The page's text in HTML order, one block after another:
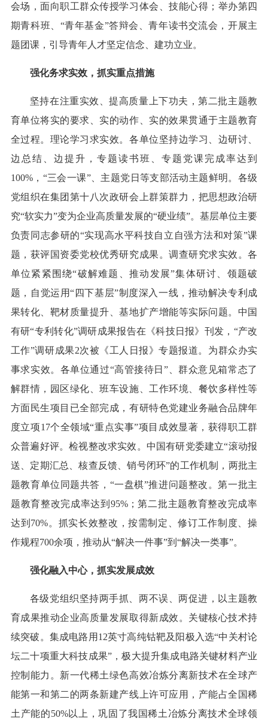
会场，面向职工群众传授学习体会、技能心得；举办第四
期青科班、“青年基金”答辩会、青年读书交流会，开展主
题团课，引导青年人才坚定信念、建功立业。
强化务求实效，抓实重点措施
坚持在注重实效、提高质量上下功夫，第二批主题教
育单位将实的要求、实的动作、实的效果贯通于主题教育
全过程。理论学习求实效。各单位坚持边学习、边研讨、
边总结、边提升，专题读书班、专题党课完成率达到
100%，“三会一课”、主题党日等支部活动主题鲜明。各级
党组织在集团第十八次政研会上群策群力，把思想政治研
究“软实力”变为企业高质量发展的“硬业绩”。基层单位主要
负责同志参研的“实现高水平科技自立自强方法和对策”课
题，获评国资委党校优秀研究成果。调查研究求实效。各
单位紧紧围绕“破解难题、推动发展”集体研讨、领题破
题，自觉运用“四下基层”制度深入一线，推动解决专利成
果转化、靶材质量提升、基地扩产增能等实际问题。中国
有研“专利转化”调研成果报告在《科技日报》刊发，“产改
工作”调研成果2次被《工人日报》专题报道。为群众办实
事求实效。各单位通过“高管接待日”、群众意见箱常态了
解群情，园区绿化、班车设施、工作环境、餐饮多样性等
方面民生项目已全部完成，有研特色党建业务融合品牌年
度立项17个全领域“重点实事”项目成效显著，获得职工群
众普遍好评。检视整改求实效。中国有研党委建立“滚动报
送、定期汇总、核查反馈、销号闭环”的工作机制，两批主
题教育单位同题共答，“一盘棋”推进问题整改。第一批主
题教育整改完成率达到95%；第二批主题教育整改完成率
达到70%。抓实长效整改，按需制定、修订工作制度、操
作规程700余项，推动从“解决一件事”到“解决一类事”。
强化融入中心，抓实发展成效
各级党组织坚持两手抓、两不误、两促进，以主题教
育成果推动企业高质量发展取得新成效。关键核心技术持
续突破。集成电路用12英寸高纯钴靶及阳极入选“中关村论
坛二十项重大科技成果”，极大提升集成电路关键材料产业
控制能力。新一代稀土绿色高效冶炼分离新技术在全球产
能第一和第二的两条新建产线上许可应用，产能占全国稀
土产能的50%以上，巩固了我国稀土冶炼分离技术全球领